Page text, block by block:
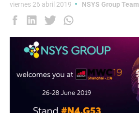
viernes 26 abril 2019 NSYS Group Team